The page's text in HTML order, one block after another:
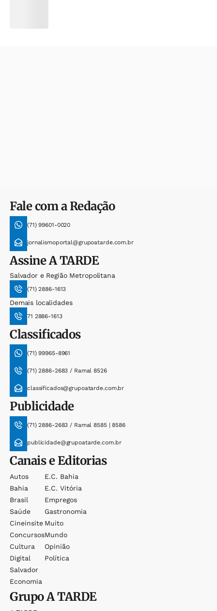
Fale com a Redação
(71) 99601-0020
jornalismoportal@grupoatarde.com.br
AssineA TARDE
Salvador e Região Metropolitana
(71) 2886-1613
Demais localidades
71 2886-1613
Classificados
(71) 99965-8961
(71) 2886-2683 / Ramal 8526
classificados@grupoatarde.com.br
Publicidade
(71) 2886-2683 / Ramal 8585 | 8586
publicidade@grupoatarde.com.br
Canais e Editorias
Autos
Bahia
Brasil
Saúde
Cineinsite
Concursos
Cultura
Digital
Salvador
Economia
E.c. Bahia
E.c. Vitória
Empregos
Gastronomia
Muito
Mundo
Opinião
Política
GrupoA TARDE